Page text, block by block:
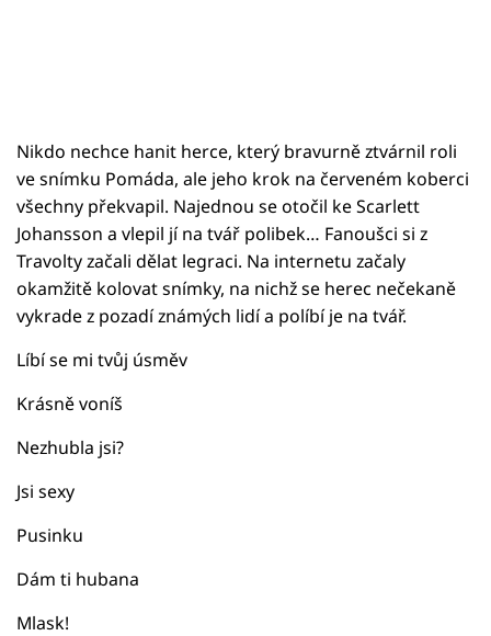
Nikdo nechce hanit herce, který bravurně ztvárnil roli
ve snímku Pomáda, ale jeho krok na červeném koberci
všechny překvapil. Najednou se otočil ke Scarlett
Johansson a vlepil jí na tvář polibek… Fanoušci si z
Travolty začali dělat legraci. Na internetu začaly
okamžitě kolovat snímky, na nichž se herec nečekaně
vykrade z pozadí známých lidí a políbí je na tvář.
Líbí se mi tvůj úsměv
Krásně voníš
Nezhubla jsi?
Jsi sexy
Pusinku
Dám ti hubana
Mlask!